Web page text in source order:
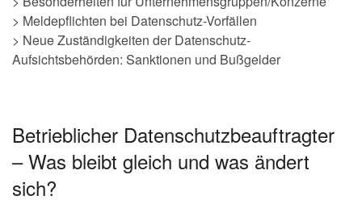
> Meldepflichten bei Datenschutz-Vorfällen
> Neue Zuständigkeiten der Datenschutz-
Aufsichtsbehörden: Sanktionen und Bußgelder
Betrieblicher Datenschutzbeauftragter
– Was bleibt gleich und was ändert
sich?